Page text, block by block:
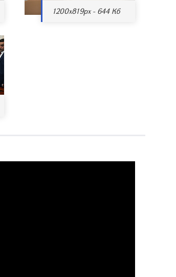
1200x819px - 644 Кб